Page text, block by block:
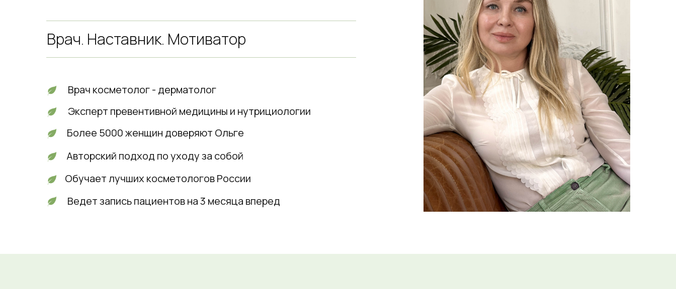
Врач косметолог - дерматолог
Более 5000 женщин доверяют Ольге
Обучает лучших косметологов России
Ведет запись пациентов на 3 месяца вперед
Авторский подход по уходу за собой
Эксперт превентивной медицины и нутрициологии
Врач. Наставник. Мотиватор